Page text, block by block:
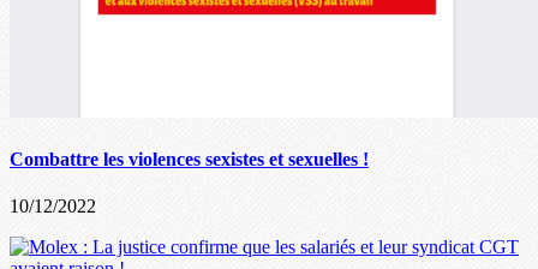
Combattre les violences sexistes et sexuelles !
10/12/2022